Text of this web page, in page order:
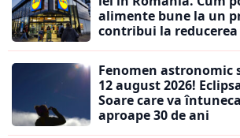
alimente bune la un
contribui la
Fenomen astronomic
12 august 2026!
Soare care va
aproape 30 de ani